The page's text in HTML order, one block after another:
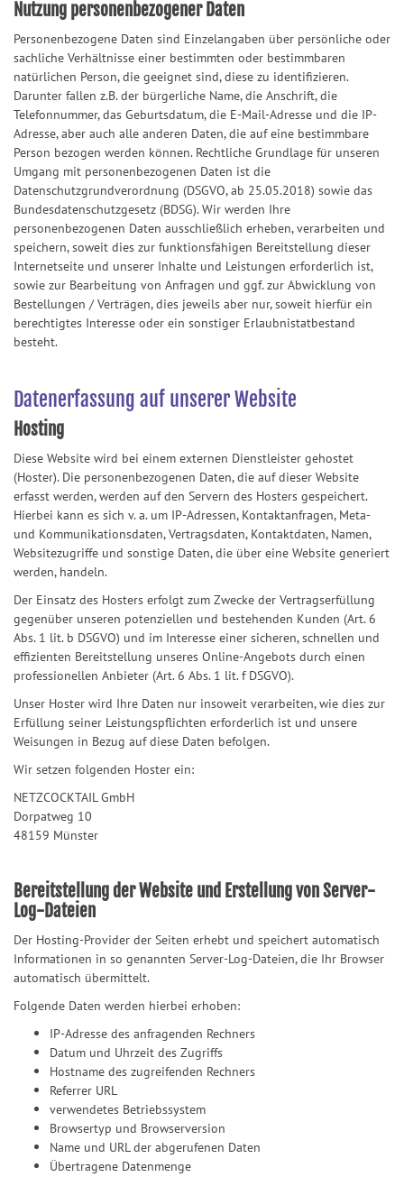
Nutzung personenbezogener Daten
Personenbezogene Daten sind Einzelangaben über persönliche oder
sachliche Verhältnisse einer bestimmten oder bestimmbaren
natürlichen Person, die geeignet sind, diese zu identifizieren.
Darunter fallen z.B. der bürgerliche Name, die Anschrift, die
Telefonnummer, das Geburtsdatum, die E-Mail-Adresse und die IP-
Adresse, aber auch alle anderen Daten, die auf eine bestimmbare
Person bezogen werden können. Rechtliche Grundlage für unseren
Umgang mit personenbezogenen Daten ist die
Datenschutzgrundverordnung (DSGVO, ab 25.05.2018) sowie das
Bundesdatenschutzgesetz (BDSG). Wir werden Ihre
personenbezogenen Daten ausschließlich erheben, verarbeiten und
speichern, soweit dies zur funktionsfähigen Bereitstellung dieser
Internetseite und unserer Inhalte und Leistungen erforderlich ist,
sowie zur Bearbeitung von Anfragen und ggf. zur Abwicklung von
Bestellungen / Verträgen, dies jeweils aber nur, soweit hierfür ein
berechtigtes Interesse oder ein sonstiger Erlaubnistatbestand
besteht.
Datenerfassung auf unserer Website
Hosting
Diese Website wird bei einem externen Dienstleister gehostet
(Hoster). Die personenbezogenen Daten, die auf dieser Website
erfasst werden, werden auf den Servern des Hosters gespeichert.
Hierbei kann es sich v. a. um IP-Adressen, Kontaktanfragen, Meta-
und Kommunikationsdaten, Vertragsdaten, Kontaktdaten, Namen,
Websitezugriffe und sonstige Daten, die über eine Website generiert
werden, handeln.
Der Einsatz des Hosters erfolgt zum Zwecke der Vertragserfüllung
gegenüber unseren potenziellen und bestehenden Kunden (Art. 6
Abs. 1 lit. b DSGVO) und im Interesse einer sicheren, schnellen und
effizienten Bereitstellung unseres Online-Angebots durch einen
professionellen Anbieter (Art. 6 Abs. 1 lit. f DSGVO).
Unser Hoster wird Ihre Daten nur insoweit verarbeiten, wie dies zur
Erfüllung seiner Leistungspflichten erforderlich ist und unsere
Weisungen in Bezug auf diese Daten befolgen.
Wir setzen folgenden Hoster ein:
NETZCOCKTAIL GmbH
Dorpatweg 10
48159 Münster
Bereitstellung der Website und Erstellung von Server-
Log-Dateien
Der Hosting-Provider der Seiten erhebt und speichert automatisch
Informationen in so genannten Server-Log-Dateien, die Ihr Browser
automatisch übermittelt.
Folgende Daten werden hierbei erhoben:
IP-Adresse des anfragenden Rechners
Datum und Uhrzeit des Zugriffs
Hostname des zugreifenden Rechners
Referrer URL
verwendetes Betriebssystem
Browsertyp und Browserversion
Name und URL der abgerufenen Daten
Übertragene Datenmenge